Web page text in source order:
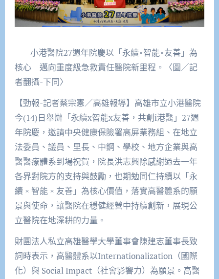
小港醫院27週年院慶以「永續×智能×友善」為
核心 邁向重度級急救責任醫院新里程。〈圖／記
者翻攝-下同〉
【勁報-記者蔡宗憲／高雄報導】高雄市立小港醫院
今(14)日舉辦「永續x智能x友善，共創i港醫」27週
年院慶，邀請中央健康保險署高屏業務組、在地立
法委員、議員、里長、中鋼、學校、地方企業與高
醫醫療體系到場祝賀，院長洪志興除感謝過去一年
各界對院方的支持與鼓勵，也期勉同仁持續以「永
續 × 智能 × 友善」為核心價值，落實高醫體系的願
景與使命，讓醫院在穩健經營中持續創新，展現公
立醫院在地深耕的力量。
財團法人私立高雄醫學大學董事會陳建志董事長致
詞時表示，高醫體系以Internationalization（國際
化）與 Social Impact（社會影響力）為願景。高醫